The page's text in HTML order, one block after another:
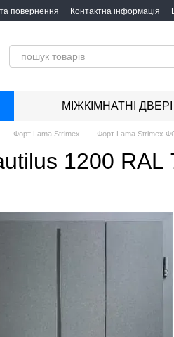
повернення Контактна інформація
МІЖКІМНАТНІ ДВЕРІ
Форт Lama Strimeх Форт Lama Strimeх
1200